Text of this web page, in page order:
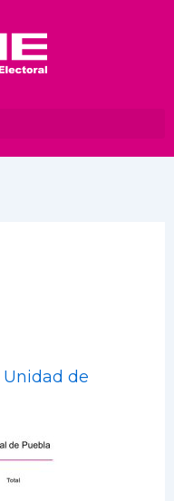
Unidad de